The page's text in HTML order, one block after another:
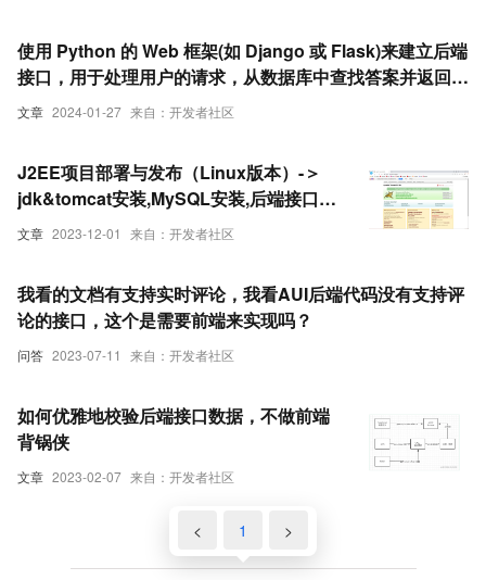
文章 2024-01-27 来自：开发者社区
使用 Python 的 Web 框架(如 Django 或 Flask)来建立后端
接口，用于处理用户的请求，从数据库中查找答案并返回给
前端界面
文章 2023-12-01 来自：开发者社区
J2EE项目部署与发布（Linux版本）-＞
jdk&tomcat安装,MySQL安装,后端接口部
署,linux单体项目前端部署
问答 2023-07-11 来自：开发者社区
我看的文档有支持实时评论，我看AUI后端代码没有支持评
论的接口，这个是需要前端来实现吗？
文章 2023-02-07 来自：开发者社区
如何优雅地校验后端接口数据，不做前端
背锅侠
< 1 >